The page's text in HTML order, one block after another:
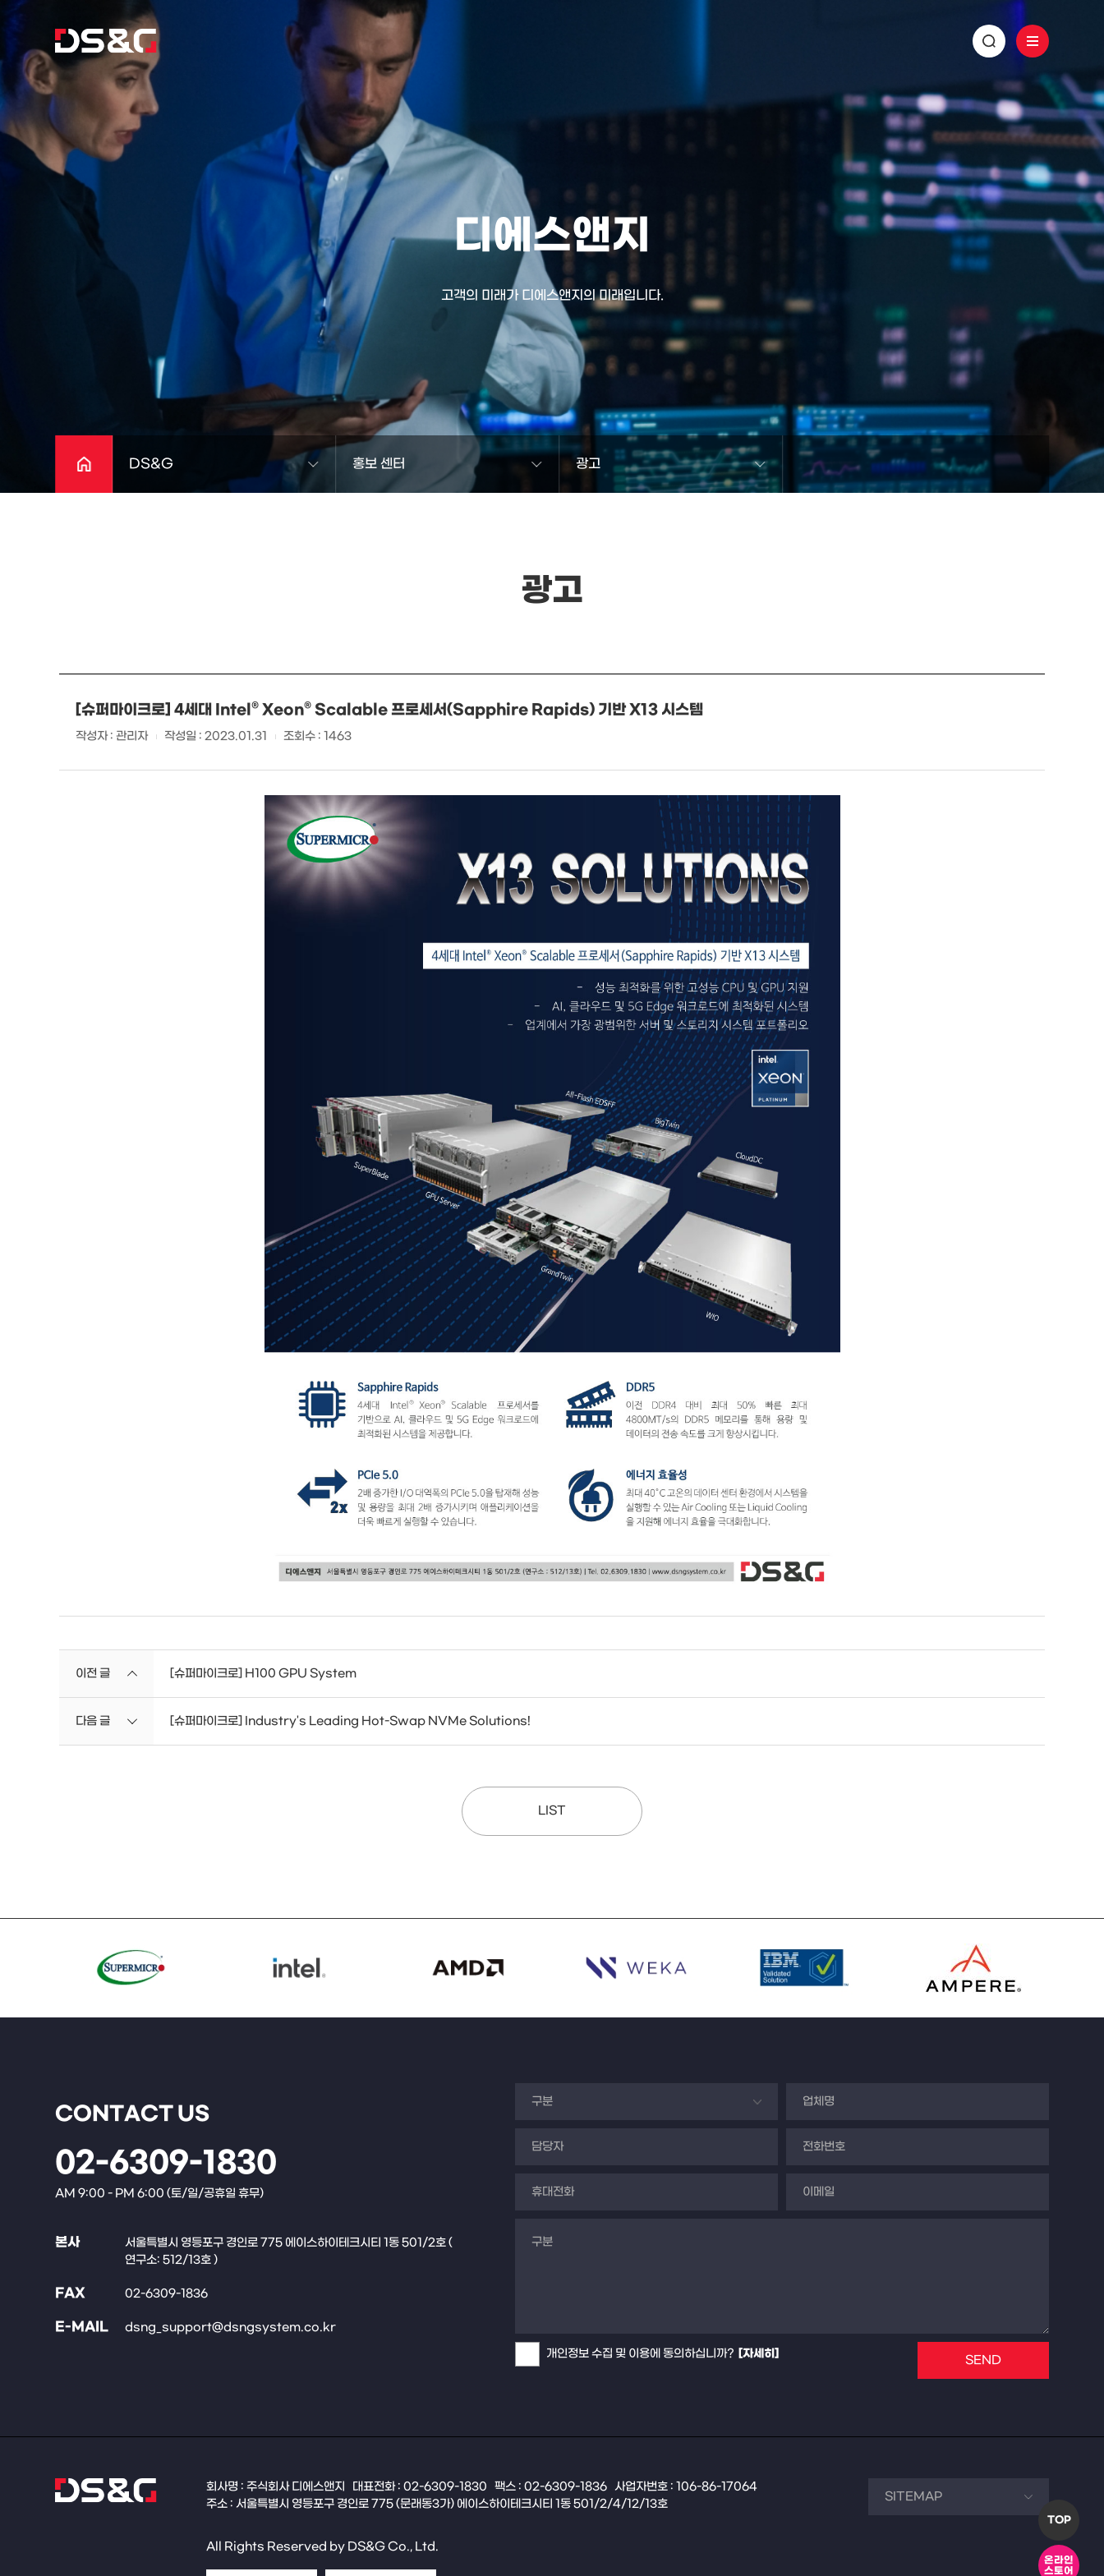
TOP
온라인
스토어
디에스앤지
고객의 미래가 디에스앤지의 미래입니다.
DS&G 홍보 센터 광고
광고
[슈퍼마이크로] 4세대 Intel® Xeon® Scalable 프로세서(Sapphire Rapids) 기반 X13 시스템
작성자 : 관리자 작성일 : 2023.01.31 조회수 : 1463
이전 글 [슈퍼마이크로] H100 GPU System
다음 글 [슈퍼마이크로] Industry's Leading Hot-Swap NVMe Solutions!
LIST
CONTACT US
02-6309-1830
AM 9:00 - PM 6:00 (토/일/공휴일 휴무)
본사
서울특별시 영등포구 경인로 775 에이스하이테크시티 1동 501/2호 (
연구소: 512/13호 )
FAX 02-6309-1836
E-MAIL
dsng_support@dsngsystem.co.kr
개인정보 수집 및 이용에 동의하십니까? [자세히] SEND
회사명 : 주식회사 디에스앤지 대표전화 : 02-6309-1830 팩스 : 02-6309-1836 사업자번호 : 106-86-17064
주소 : 서울특별시 영등포구 경인로 775 (문래동3가) 에이스하이테크시티 1동 501/2/4/12/13호
All Rights Reserved by DS&G Co., Ltd.